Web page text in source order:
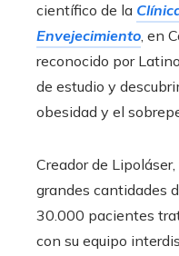
científico de la
Envejecimiento, en
reconocido por
de estudio y
obesidad y el
Creador de
grandes cantidades
30.000 pacientes
con su equipo